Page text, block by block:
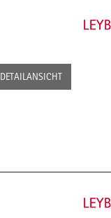
DETAILANSICHT